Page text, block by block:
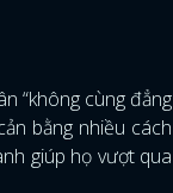
“không cùng đẳng
bằng nhiều cách
giúp họ vượt qua